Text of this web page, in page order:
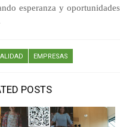
esperanza y
EMPRESAS
POSTS